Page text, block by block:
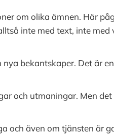
om olika ämnen. Här
inte med text, inte med
bekantskaper. Det är
och utmaningar. Men
och även om tjänsten är